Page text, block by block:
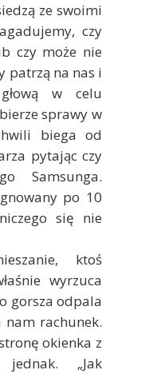
ze swoimi
czy
czy może nie
patrzą na nas i
w celu
sprawy w
biega od
pytając czy
Samsunga.
po 10
się nie
ktoś
wyrzuca
gorsza odpala
nam rachunek.
okienka z
„Jak